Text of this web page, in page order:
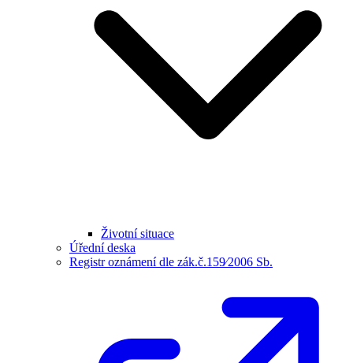
Životní situace
Úřední deska
Registr oznámení dle zák.č.159⁄2006 Sb.